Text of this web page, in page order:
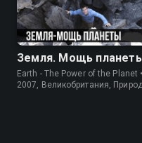
Земля. Мощь
Earth - The Power of the Planet •
2007, Великобритания,